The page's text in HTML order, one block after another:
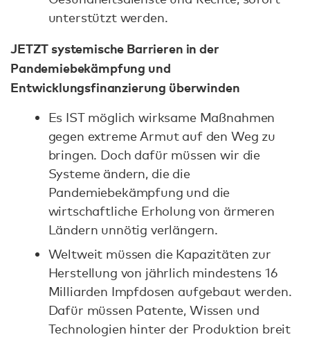
unterstützt werden.
JETZT systemische Barrieren in der
Pandemiebekämpfung und
Entwicklungsfinanzierung überwinden
Es IST möglich wirksame Maßnahmen
gegen extreme Armut auf den Weg zu
bringen. Doch dafür müssen wir die
Systeme ändern, die die
Pandemiebekämpfung und die
wirtschaftliche Erholung von ärmeren
Ländern unnötig verlängern.
Weltweit müssen die Kapazitäten zur
Herstellung von jährlich mindestens 16
Milliarden Impfdosen aufgebaut werden.
Dafür müssen Patente, Wissen und
Technologien hinter der Produktion breit